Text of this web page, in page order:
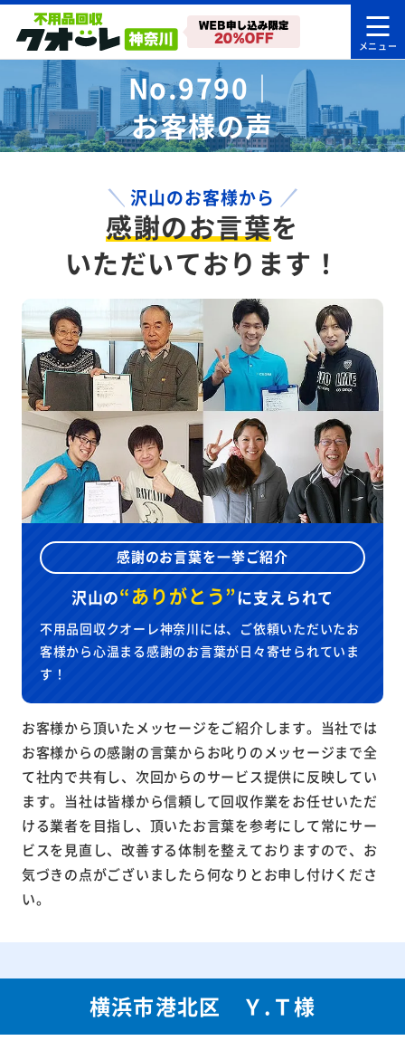
No.9790｜
お客様の声
沢山のお客様から
感謝のお言葉を
いただいております！
感謝のお言葉を一挙ご紹介
沢山の“ありがとう”に支えられて
不用品回収クオーレ神奈川には、ご依頼いただいたお
客様から心温まる感謝のお言葉が日々寄せられていま
す！
お客様から頂いたメッセージをご紹介します。当社では
お客様からの感謝の言葉からお叱りのメッセージまで全
て社内で共有し、次回からのサービス提供に反映してい
ます。当社は皆様から信頼して回収作業をお任せいただ
ける業者を目指し、頂いたお言葉を参考にして常にサー
ビスを見直し、改善する体制を整えておりますので、お
気づきの点がございましたら何なりとお申し付けくださ
い。
横浜市港北区 Ｙ.Ｔ様